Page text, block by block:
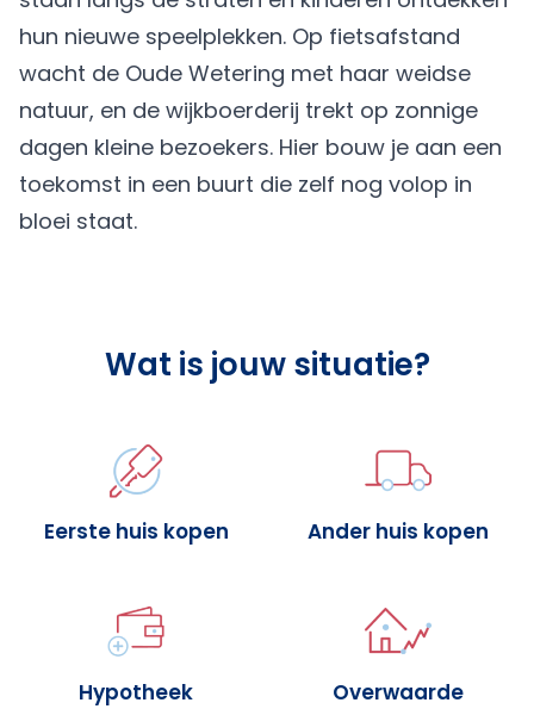
hun nieuwe speelplekken. Op fietsafstand
wacht de Oude Wetering met haar weidse
natuur, en de wijkboerderij trekt op zonnige
dagen kleine bezoekers. Hier bouw je aan een
toekomst in een buurt die zelf nog volop in
bloei staat.
Wat is jouw situatie?
Eerste huis kopen Ander huis kopen
Hypotheek
Overwaarde